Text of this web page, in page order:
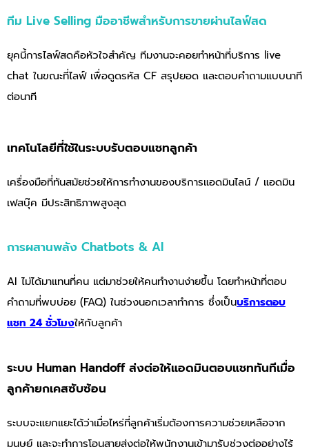
ทีม Live Selling มืออาชีพสำหรับการขายผ่านไลฟ์สด
ยุคนี้การไลฟ์สดคือหัวใจสำคัญ ทีมงานจะคอยทำหน้าที่บริการ live
chat ในขณะที่ไลฟ์ เพื่อดูดรหัส CF สรุปยอด และตอบคำถามแบบนาที
ต่อนาที
เทคโนโลยีที่ใช้ในระบบรับตอบแชทลูกค้า
เครื่องมือที่ทันสมัยช่วยให้การทำงานของบริการแอดมินไลน์ / แอดมิน
เฟสบุ๊ค มีประสิทธิภาพสูงสุด
การผสานพลัง Chatbots & AI
AI ไม่ได้มาแทนที่คน แต่มาช่วยให้คนทำงานง่ายขึ้น โดยทำหน้าที่ตอบ
คำถามที่พบบ่อย (FAQ) ในช่วงนอกเวลาทำการ ซึ่งเป็นบริการตอบ
แชท 24 ชั่วโมงให้กับลูกค้า
ระบบ Human Handoff ส่งต่อให้แอดมินตอบแชททันทีเมื่อ
ลูกค้ายกเคสซับซ้อน
ระบบจะแยกแยะได้ว่าเมื่อไหร่ที่ลูกค้าเริ่มต้องการความช่วยเหลือจาก
มนุษย์ และจะทำการโอนสายส่งต่อให้พนักงานเข้ามารับช่วงต่ออย่างไร้